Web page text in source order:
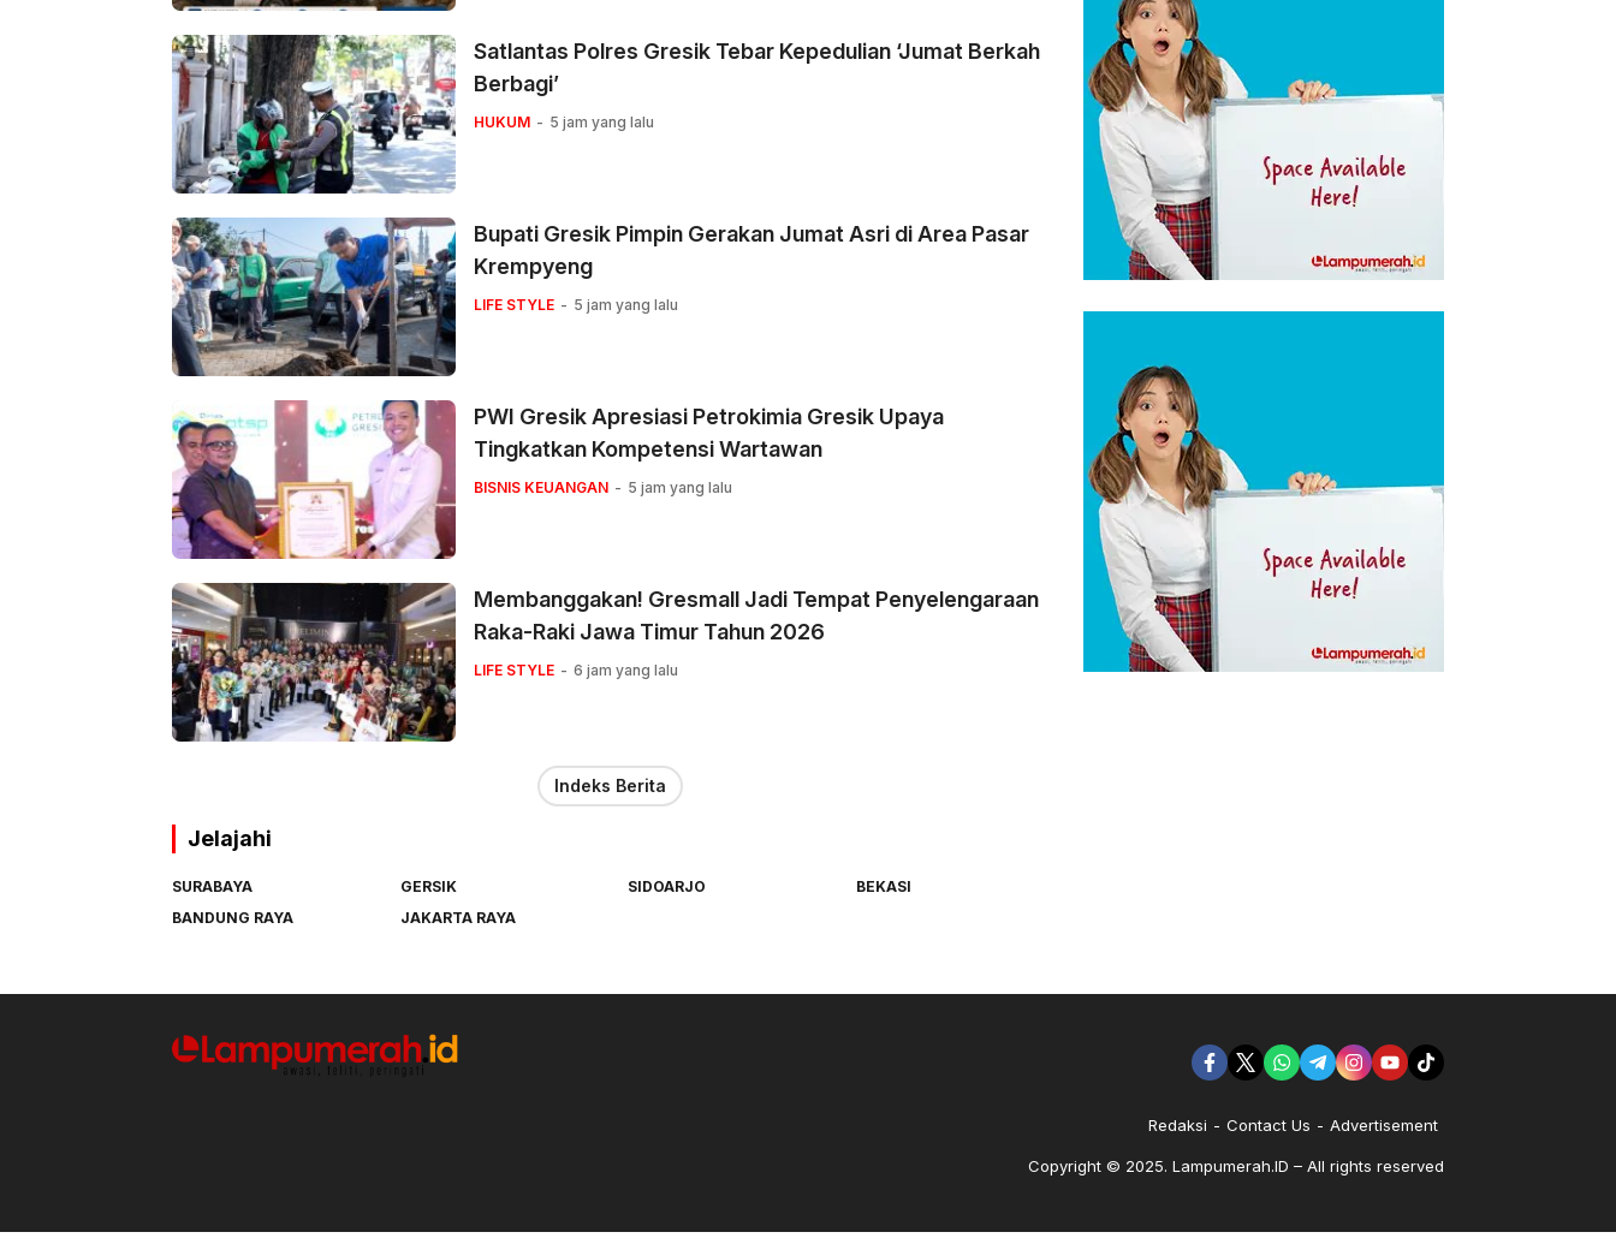
Satlantas Polres Gresik Tebar Kepedulian ‘Jumat Berkah
Berbagi’
HUKUM 5 jam yang lalu
Bupati Gresik Pimpin Gerakan Jumat Asri di Area Pasar
Krempyeng
LIFE STYLE 5 jam yang lalu
PWI Gresik Apresiasi Petrokimia Gresik Upaya
Tingkatkan Kompetensi Wartawan
BISNIS KEUANGAN 5 jam yang lalu
Membanggakan! Gresmall Jadi Tempat Penyelengaraan
Raka-Raki Jawa Timur Tahun 2026
LIFE STYLE 6 jam yang lalu
Indeks Berita
Jelajahi
SURABAYA GERSIK SIDOARJO
BEKASI
BANDUNG RAYA
JAKARTA RAYA
Redaksi Contact Us Advertisement
Copyright © 2025. Lampumerah.ID – All rights reserved